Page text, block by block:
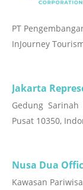
PT
InJourney
Jakarta
Gedung
Pusat 10350,
Nusa Dua
Kawasan